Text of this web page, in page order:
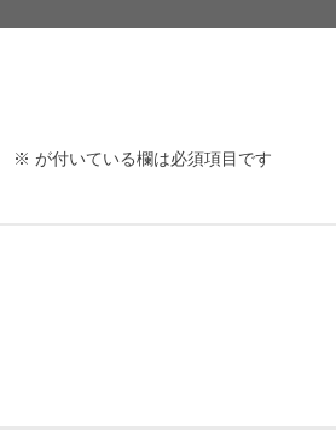
※ が付いている欄は必須項目です